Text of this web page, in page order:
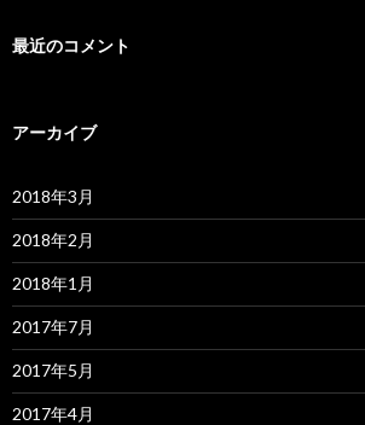
最近のコメント
アーカイブ
2018年3月
2018年2月
2018年1月
2017年7月
2017年5月
2017年4月